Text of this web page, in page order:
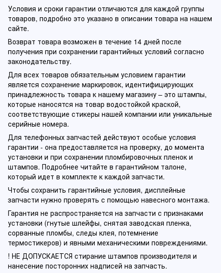
Условия и сроки гарантии отличаются для каждой группы
товаров, подробно это указано в описании товара на нашем
сайте.
Возврат товара возможен в течение 14 дней после
получения при сохранении гарантийных условий согласно
законодательству.
Для всех товаров обязательным условием гарантии
является сохранение маркировок, идентифицирующих
принадлежность товара к нашему магазину – это штампы,
которые наносятся на товар водостойкой краской,
соответствующие стикеры нашей компании или уникальные
серийные номера.
Для телефонных запчастей действуют особые условия
гарантии - она предоставляется на проверку, до момента
установки и при сохранении пломбировочных пленок и
штампов. Подробнее читайте в гарантийном талоне,
который идет в комплекте к каждой запчасти.
Чтобы сохранить гарантийные условия, дисплейные
запчасти нужно проверять с помощью навесного монтажа.
Гарантия не распространяется на запчасти с признаками
установки (гнутые шлейфы, снятая заводская пленка,
сорванные пломбы, следы клея, потемнение
термостикеров) и явными механическими повреждениями.
! НЕ ДОПУСКАЕТСЯ стирание штампов производителя и
нанесение посторонних надписей на запчасть.